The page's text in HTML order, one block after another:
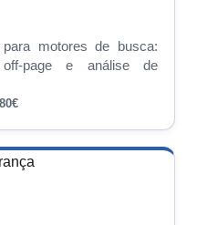
motores de busca:
off-page e análise de
80€